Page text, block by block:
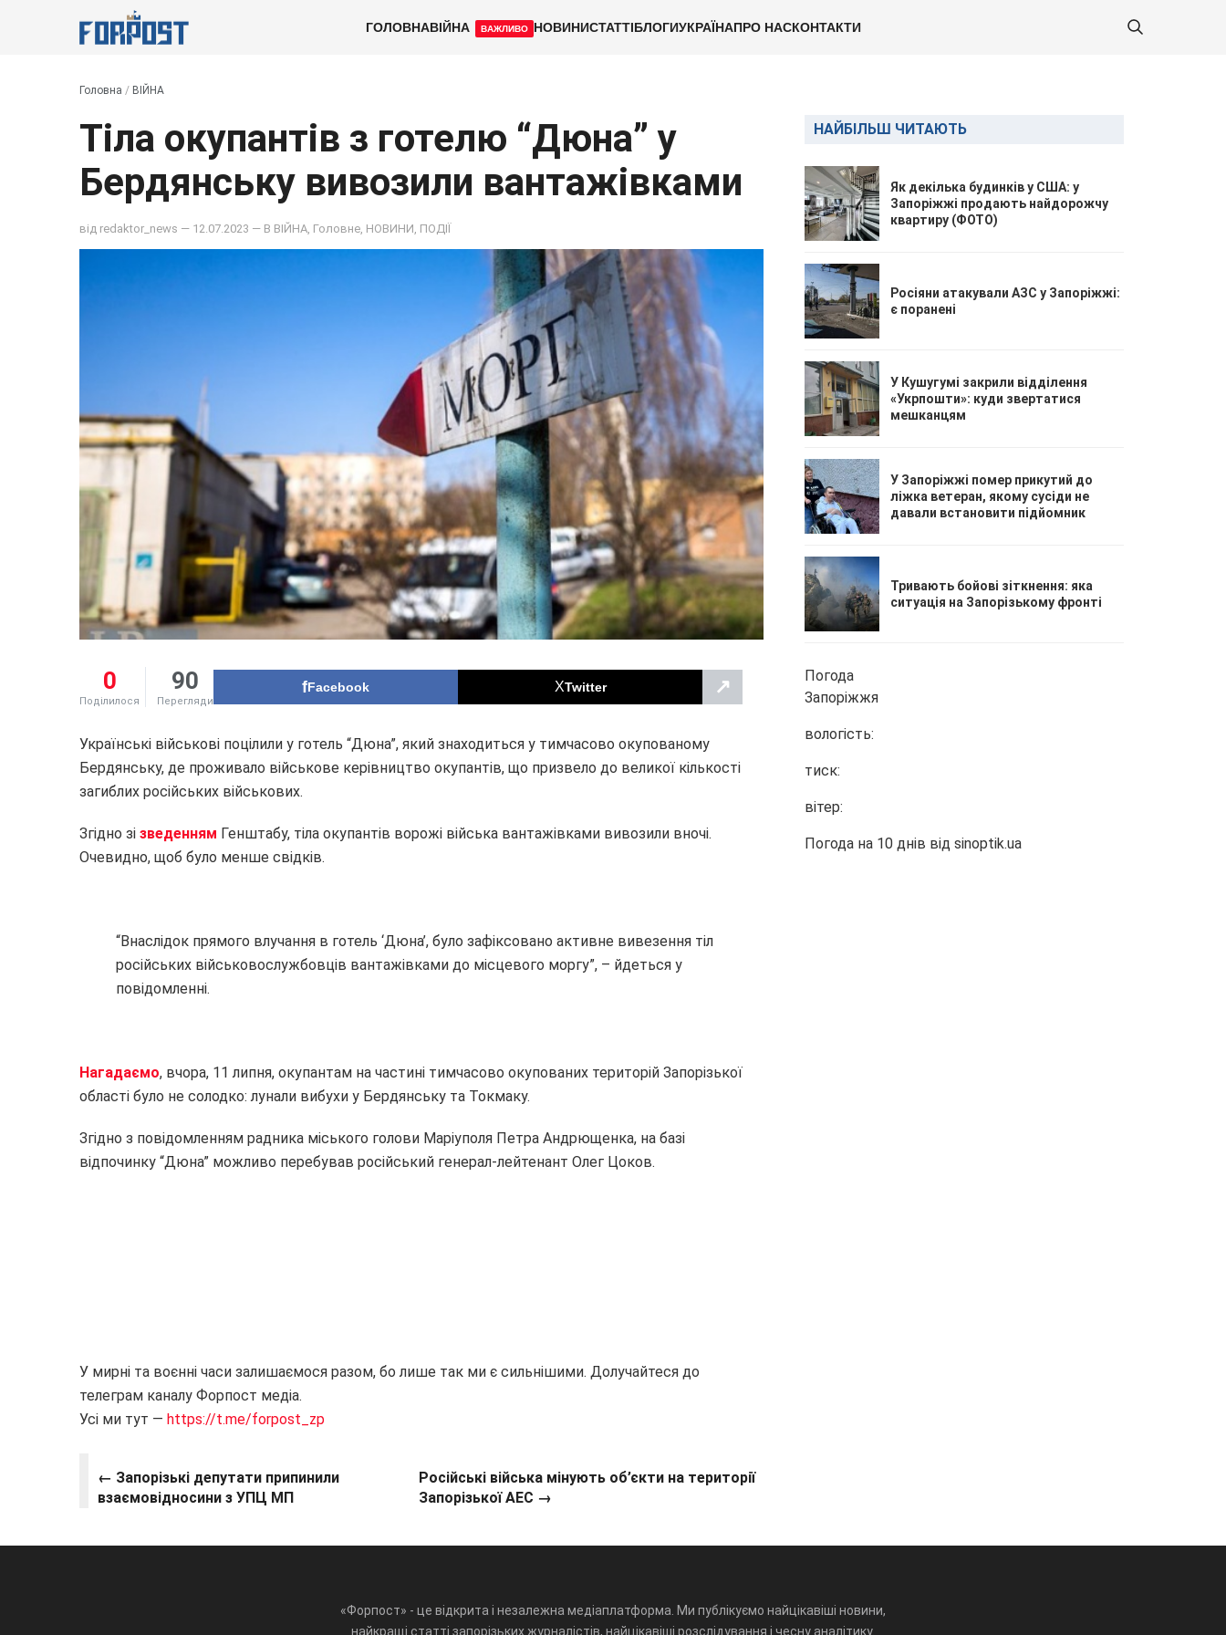
ГОЛОВНАВІЙНА ВАЖЛИВО НОВИНИСТАТТІБЛОГИУКРАЇНАПРО НАСКОНТАКТИ
Головна / ВІЙНА
Тіла окупантів з готелю “Дюна” у
Бердянську вивозили вантажівками
від redaktor_news — 12.07.2023 — В ВІЙНА Головне НОВИНИ ПОДІЇ
0
Поділилося
90
Перегляди
Facebook Twitter ↗
Українські військові поцілили у готель “Дюна”, який знаходиться у тимчасово окупованому
Бердянську, де проживало військове керівництво окупантів, що призвело до великої кількості
загиблих російських військових.
Згідно зі зведенням Генштабу, тіла окупантів ворожі війська вантажівками вивозили вночі.
Очевидно, щоб було менше свідків.
“Внаслідок прямого влучання в готель ‘Дюна’, було зафіксовано активне вивезення тіл
російських військовослужбовців вантажівками до місцевого моргу”, – йдеться у
повідомленні.
Нагадаємо, вчора, 11 липня, окупантам на частині тимчасово окупованих територій Запорізької
області було не солодко: лунали вибухи у Бердянську та Токмаку.
Згідно з повідомленням радника міського голови Маріуполя Петра Андрющенка, на базі
відпочинку “Дюна” можливо перебував російський генерал-лейтенант Олег Цоков.
У мирні та воєнні часи залишаємося разом, бо лише так ми є сильнішими. Долучайтеся до
телеграм каналу Форпост медіа.
Усі ми тут — https://t.me/forpost_zp
← Запорізькі депутати припинили
взаємовідносини з УПЦ МП
Російські війська мінують об’єкти на території
Запорізької АЕС →
НАЙБІЛЬШ ЧИТАЮТЬ
Як декілька будинків у США: у
Запоріжжі продають найдорожчу
квартиру (ФОТО)
Росіяни атакували АЗС у Запоріжжі:
є поранені
У Кушугумі закрили відділення
«Укрпошти»: куди звертатися
мешканцям
У Запоріжжі помер прикутий до
ліжка ветеран, якому сусіди не
давали встановити підйомник
Тривають бойові зіткнення: яка
ситуація на Запорізькому фронті
Погода
Запоріжжя
вологість:
тиск:
вітер:
Погода на 10 днів від sinoptik.ua
«Форпост» - це відкрита і незалежна медіаплатформа. Ми публікуємо найцікавіші новини,
найкращі статті запорізьких журналістів, найцікавіші розслідування і чесну аналітику.